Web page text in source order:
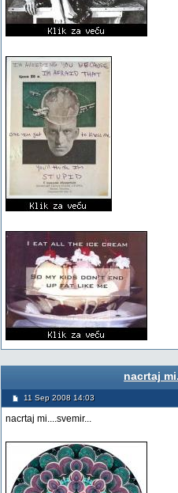
nacrtaj
11 Sep 2008 14:03
nacrtaj mi....svemir...